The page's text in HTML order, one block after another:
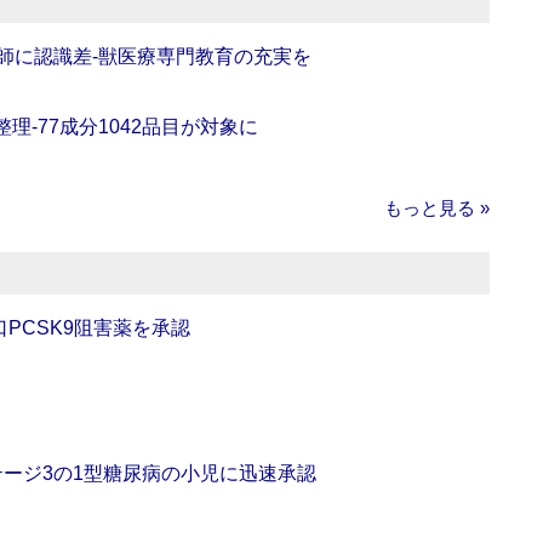
に認識差‐獣医療専門教育の充実を
‐77成分1042品目が対象に
もっと見る »
PCSK9阻害薬を承認
ジ3の1型糖尿病の小児に迅速承認